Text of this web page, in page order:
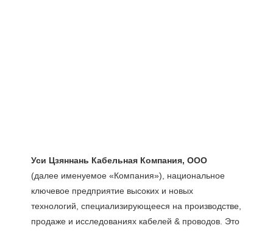
(далее именуемое «Компания»), национальное
ключевое предприятие высоких и новых
технологий, специализирующееся на производстве,
продаже и исследованиях кабелей & проводов. Это